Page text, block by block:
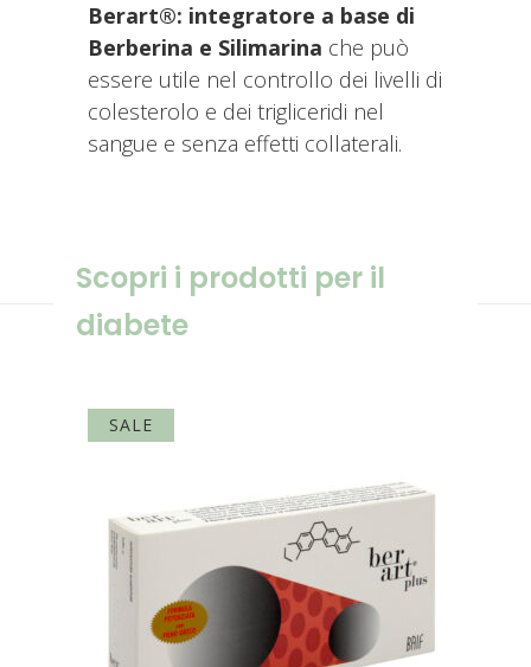
Berart®: integratore a base di
Berberina e Silimarina che può
essere utile nel controllo dei livelli di
colesterolo e dei trigliceridi nel
sangue e senza effetti collaterali.
Scopri i prodotti per il
diabete
SALE